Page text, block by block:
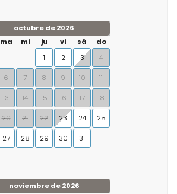
octubre de 2026
ma mi ju vi sá
do
1
2 3 4
6 7 8 9 10 11
13 14 15 16 17 18
20 21 22 23 24 25
27 28 29 30 31
noviembre de 2026